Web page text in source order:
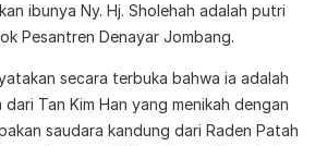
ibunya Ny. Hj. Sholehah adalah putri
Pesantren Denayar Jombang.
secara terbuka bahwa ia adalah
Tan Kim Han yang menikah dengan
saudara kandung dari Raden Patah